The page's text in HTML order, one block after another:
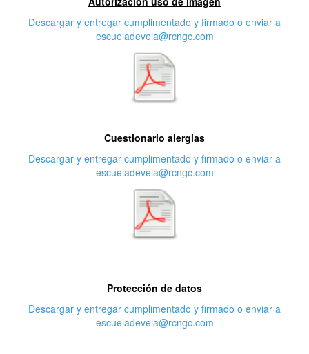
Descargar y entregar cumplimentado y firmado o enviar a
escueladevela@rcngc.com
Cuestionario alergias
Descargar y entregar cumplimentado y firmado o enviar a
escueladevela@rcngc.com
Protección de datos
Descargar y entregar cumplimentado y firmado o enviar a
escueladevela@rcngc.com